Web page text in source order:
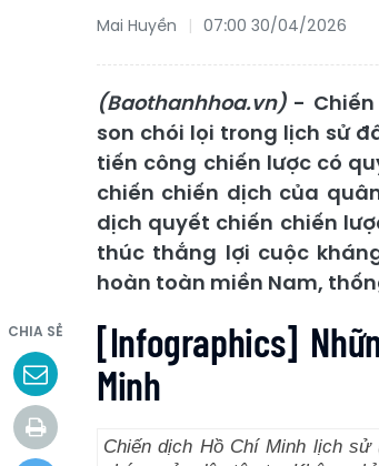
Mai Huyền 07:00 30/04/2026
(Baothanhhoa.vn) -
son chói lọi trong lịch sử
tiến công chiến lược có
chiến chiến dịch của
dịch quyết chiến chiến
thúc thắng lợi cuộc
hoàn toàn miền Nam,
CHIA SẺ
[Infographics]
Minh
Chiến dịch Hồ Chí Minh lịch